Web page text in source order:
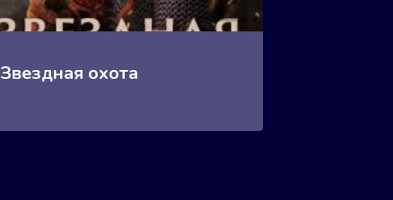
Звездная охота